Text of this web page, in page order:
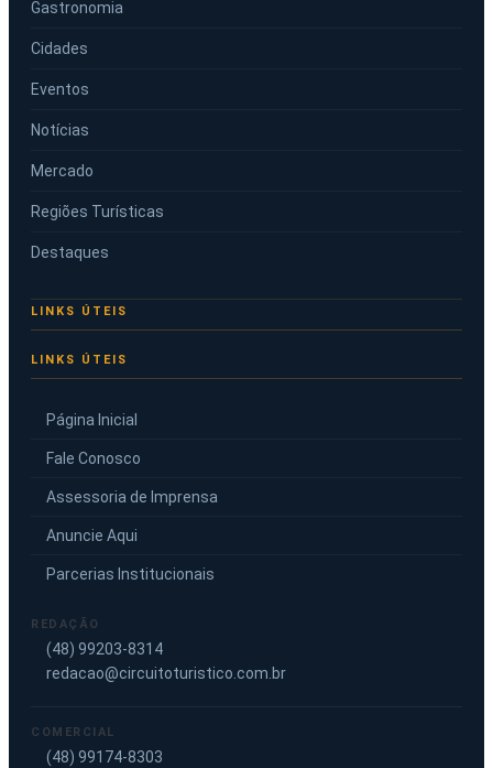
Gastronomia
Cidades
Eventos
Notícias
Mercado
Regiões Turísticas
Destaques
LINKS ÚTEIS
Página Inicial
Fale Conosco
Assessoria de Imprensa
Anuncie Aqui
Parcerias Institucionais
REDAÇÃO
(48) 99203-8314
redacao@circuitoturistico.com.br
COMERCIAL
(48) 99174-8303